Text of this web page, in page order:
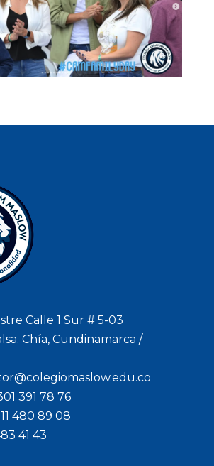
Calle 1 Sur # 5-03
Chía, Cundinamarca /
391 78 76
480 89 08
41 43